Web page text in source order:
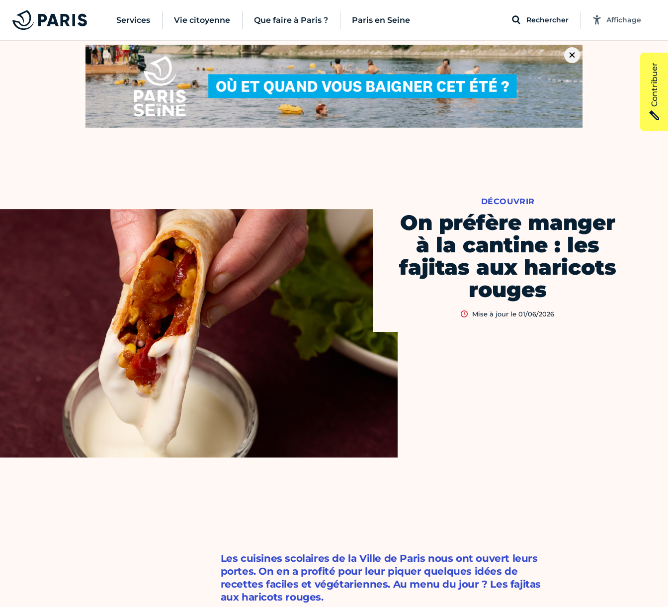
Services Vie citoyenne Que faire à Paris ? Paris en Seine Rechercher Affichage
On préfère manger
à la cantine : les
fajitas aux haricots
rouges
DÉCOUVRIR
Mise à jour le 01/06/2026
Les cuisines scolaires de la Ville de Paris nous ont ouvert leurs
portes. On en a profité pour leur piquer quelques idées de
recettes faciles et végétariennes. Au menu du jour ? Les fajitas
aux haricots rouges.
Contribuer